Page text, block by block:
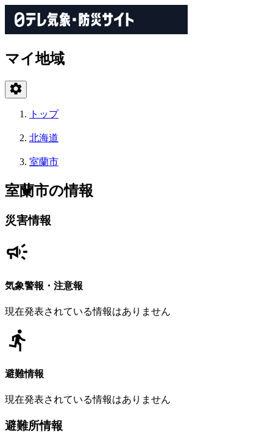
マイ地域
トップ
北海道
室蘭市
室蘭市の情報
災害情報
気象警報・注意報
現在発表されている情報はありません
避難情報
現在発表されている情報はありません
避難所情報